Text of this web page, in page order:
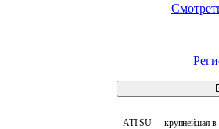
ATI.SU — крупнейшая в